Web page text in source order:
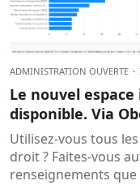
ADMINISTRATION OUVERTE ·
Le nouvel
disponible. Via
Utilisez-vous tous
droit ? Faites-vous
renseignements que